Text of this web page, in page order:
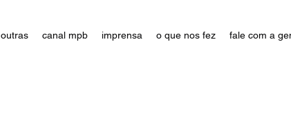
outras canal mpb imprensa o que nos fez fale com a